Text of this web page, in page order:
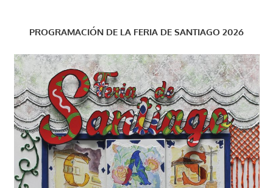
PROGRAMACIÓN DE LA FERIA DE SANTIAGO 2026